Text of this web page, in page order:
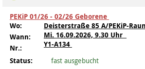
Kindertagesstätte Sylter Weg
Kindertagesstätte Tresckowstraße
Familienzentrum
Kindertagesstätte Mühenkamp /
Familienzentrum
PEKiP 01/26 - 02/26 Geborene
Wo:
Deisterstraße 85 A/PEKiP-
Wann:
Mi. 16.09.2026, 9.30 Uhr
Nr.:
Y1-A134
Status:
fast ausgebucht